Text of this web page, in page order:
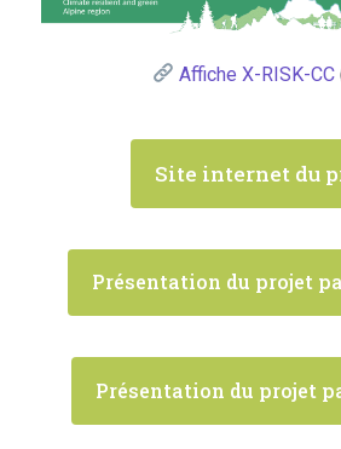
Affiche X-RISK-CC
Site internet du
Présentation du projet
Présentation du projet